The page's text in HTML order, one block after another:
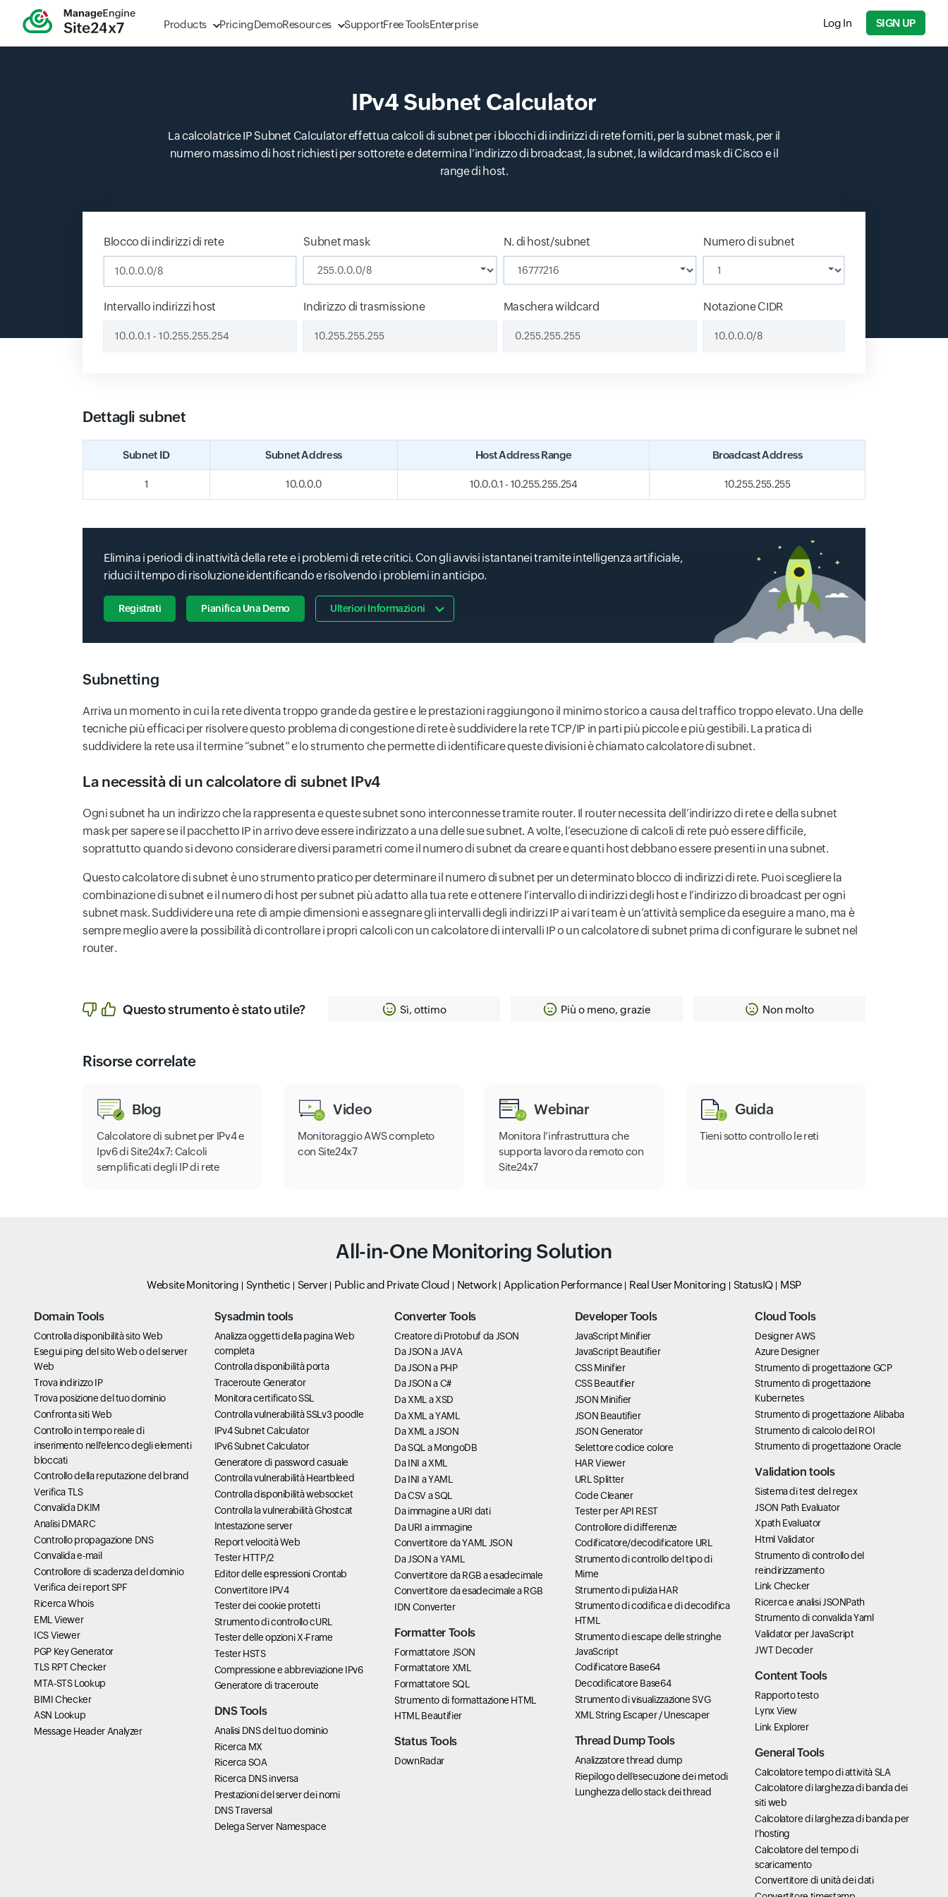
Products PricingDemoResources SupportFree ToolsEnterprise Log In SIGN UP
IPv4 Subnet Calculator
La calcolatrice IP Subnet Calculator effettua calcoli di subnet per i blocchi di indirizzi di rete forniti, per la subnet mask, per il
numero massimo di host richiesti per sottorete e determina l’indirizzo di broadcast, la subnet, la wildcard mask di Cisco e il
range di host.
Blocco di indirizzi di rete Subnet mask N. di host/subnet Numero di subnet
Intervallo indirizzi host Indirizzo di trasmissione Maschera wildcard Notazione CIDR
Dettagli subnet
Subnet ID Subnet Address Host Address Range Broadcast Address
1 10.0.0.0 10.0.0.1 - 10.255.255.254 10.255.255.255
Elimina i periodi di inattività della rete e i problemi di rete critici. Con gli avvisi istantanei tramite intelligenza artificiale,
riduci il tempo di risoluzione identificando e risolvendo i problemi in anticipo.
Registrati Pianifica Una Demo Ulteriori Informazioni
Subnetting
Arriva un momento in cui la rete diventa troppo grande da gestire e le prestazioni raggiungono il minimo storico a causa del traffico troppo elevato. Una delle
tecniche più efficaci per risolvere questo problema di congestione di rete è suddividere la rete TCP/IP in parti più piccole e più gestibili. La pratica di
suddividere la rete usa il termine “subnet” e lo strumento che permette di identificare queste divisioni è chiamato calcolatore di subnet.
La necessità di un calcolatore di subnet IPv4
Ogni subnet ha un indirizzo che la rappresenta e queste subnet sono interconnesse tramite router. Il router necessita dell’indirizzo di rete e della subnet
mask per sapere se il pacchetto IP in arrivo deve essere indirizzato a una delle sue subnet. A volte, l’esecuzione di calcoli di rete può essere difficile,
soprattutto quando si devono considerare diversi parametri come il numero di subnet da creare e quanti host debbano essere presenti in una subnet.
Questo calcolatore di subnet è uno strumento pratico per determinare il numero di subnet per un determinato blocco di indirizzi di rete. Puoi scegliere la
combinazione di subnet e il numero di host per subnet più adatto alla tua rete e ottenere l’intervallo di indirizzi degli host e l’indirizzo di broadcast per ogni
subnet mask. Suddividere una rete di ampie dimensioni e assegnare gli intervalli degli indirizzi IP ai vari team è un’attività semplice da eseguire a mano, ma è
sempre meglio avere la possibilità di controllare i propri calcoli con un calcolatore di intervalli IP o un calcolatore di subnet prima di configurare le subnet nel
router.
Questo strumento è stato utile? Sì, ottimo Più o meno, grazie Non molto
Risorse correlate
Blog
Calcolatore di subnet per IPv4 e
Ipv6 di Site24x7: Calcoli
semplificati degli IP di rete
Video
Monitoraggio AWS completo
con Site24x7
Webinar
Monitora l’infrastruttura che
supporta lavoro da remoto con
Site24x7
Guida
Tieni sotto controllo le reti
All-in-One Monitoring Solution
Website Monitoring Synthetic Server Public and Private Cloud Network Application Performance Real User Monitoring StatusIQ MSP
Domain Tools
Controlla disponibilità sito Web
Esegui ping del sito Web o del server
Web
Trova indirizzo IP
Trova posizione del tuo dominio
Confronta siti Web
Controllo in tempo reale di
inserimento nell’elenco degli elementi
bloccati
Controllo della reputazione del brand
Verifica TLS
Convalida DKIM
Analisi DMARC
Controllo propagazione DNS
Convalida e-mail
Controllore di scadenza del dominio
Verifica dei report SPF
Ricerca Whois
EML Viewer
ICS Viewer
PGP Key Generator
TLS RPT Checker
MTA-STS Lookup
BIMI Checker
ASN Lookup
Message Header Analyzer
Sysadmin tools
Analizza oggetti della pagina Web
completa
Controlla disponibilità porta
Traceroute Generator
Monitora certificato SSL
Controlla vulnerabilità SSLv3 poodle
IPv4 Subnet Calculator
IPv6 Subnet Calculator
Generatore di password casuale
Controlla vulnerabilità Heartbleed
Controlla disponibilità websocket
Controlla la vulnerabilità Ghostcat
Intestazione server
Report velocità Web
Tester HTTP/2
Editor delle espressioni Crontab
Convertitore IPV4
Tester dei cookie protetti
Strumento di controllo cURL
Tester delle opzioni X-Frame
Tester HSTS
Compressione e abbreviazione IPv6
Generatore di traceroute
DNS Tools
Analisi DNS del tuo dominio
Ricerca MX
Ricerca SOA
Ricerca DNS inversa
Prestazioni del server dei nomi
DNS Traversal
Delega Server Namespace
Converter Tools
Creatore di Protobuf da JSON
Da JSON a JAVA
Da JSON a PHP
Da JSON a C#
Da XML a XSD
Da XML a YAML
Da XML a JSON
Da SQL a MongoDB
Da INI a XML
Da INI a YAML
Da CSV a SQL
Da immagine a URI dati
Da URI a immagine
Convertitore da YAML JSON
Da JSON a YAML
Convertitore da RGB a esadecimale
Convertitore da esadecimale a RGB
IDN Converter
Formatter Tools
Formattatore JSON
Formattatore XML
Formattatore SQL
Strumento di formattazione HTML
HTML Beautifier
Status Tools
DownRadar
Developer Tools
JavaScript Minifier
JavaScript Beautifier
CSS Minifier
CSS Beautifier
JSON Minifier
JSON Beautifier
JSON Generator
Selettore codice colore
HAR Viewer
URL Splitter
Code Cleaner
Tester per API REST
Controllore di differenze
Codificatore/decodificatore URL
Strumento di controllo del tipo di
Mime
Strumento di pulizia HAR
Strumento di codifica e di decodifica
HTML
Strumento di escape delle stringhe
JavaScript
Codificatore Base64
Decodificatore Base64
Strumento di visualizzazione SVG
XML String Escaper / Unescaper
Thread Dump Tools
Analizzatore thread dump
Riepilogo dell’esecuzione dei metodi
Lunghezza dello stack dei thread
Cloud Tools
Designer AWS
Azure Designer
Strumento di progettazione GCP
Strumento di progettazione
Kubernetes
Strumento di progettazione Alibaba
Strumento di calcolo del ROI
Strumento di progettazione Oracle
Validation tools
Sistema di test del regex
JSON Path Evaluator
Xpath Evaluator
Html Validator
Strumento di controllo del
reindirizzamento
Link Checker
Ricerca e analisi JSONPath
Strumento di convalida Yaml
Validator per JavaScript
JWT Decoder
Content Tools
Rapporto testo
Lynx View
Link Explorer
General Tools
Calcolatore tempo di attività SLA
Calcolatore di larghezza di banda dei
siti web
Calcolatore di larghezza di banda per
l’hosting
Calcolatore del tempo di
scaricamento
Convertitore di unità dei dati